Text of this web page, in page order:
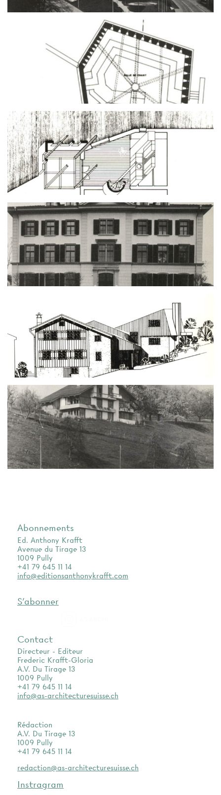
Abonnements
Ed. Anthony Krafft
Avenue du Tirage 13
1009 Pully
+41 79 645 11 14
info@editionsanthonykrafft.com
S'abonner
Contact
Directeur - Editeur
Frederic Krafft-Gloria
A.V. Du Tirage 13
1009 Pully
+41 79 645 11 14
info@as-architecturesuisse.ch
Rédaction
A.V. Du Tirage 13
1009 Pully
+41 79 645 11 14
redaction@as-architecturesuisse.ch
Instragram